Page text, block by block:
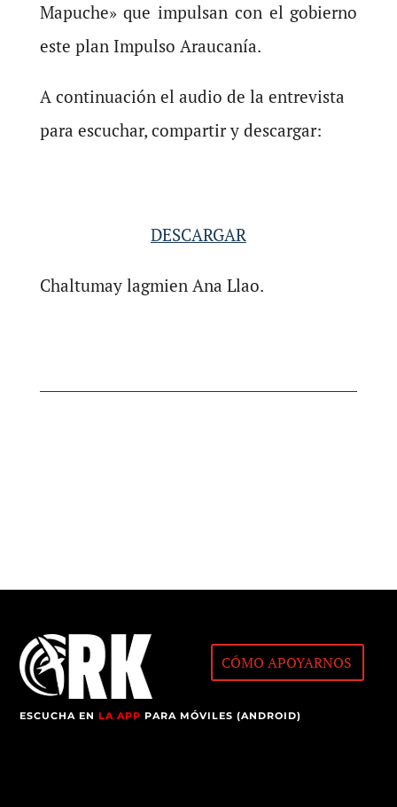
Mapuche» que impulsan con el gobierno
este plan Impulso Araucanía.
A continuación el audio de la entrevista
para escuchar, compartir y descargar:
DESCARGAR
Chaltumay lagmien Ana Llao.
CÓMO APOYARNOS
ESCUCHA ENLA APP PARA MÓVILES (ANDROID)